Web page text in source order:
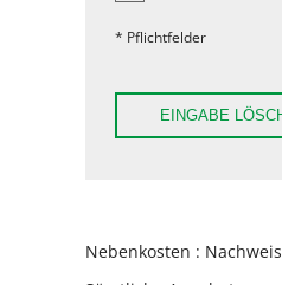
* Pflichtfelder
EINGABE
Nebenkosten :